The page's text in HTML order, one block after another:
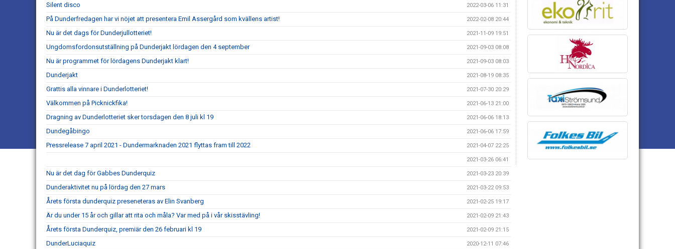
Silent disco 2022-03-06 11:31
På Dunderfredagen har vi nöjet att presentera Emil Assergård som kvällens artist! 2022-02-08 20:44
Nu är det dags för Dunderjullotteriet! 2021-11-09 19:51
Ungdomsfordonsutställning på Dunderjakt lördagen den 4 september 2021-09-03 08:08
Nu är programmet för lördagens Dunderjakt klart! 2021-09-03 08:03
Dunderjakt 2021-08-19 08:35
Grattis alla vinnare i Dunderlotteriet! 2021-07-30 20:29
Välkommen på Picknickfika! 2021-06-13 21:00
Dragning av Dunderlotteriet sker torsdagen den 8 juli kl 19 2021-06-06 18:13
Dundegåbingo 2021-06-06 17:59
Pressrelease 7 april 2021 - Dundermarknaden 2021 flyttas fram till 2022 2021-04-07 22:25
2021-03-26 06:41
Nu är det dag för Gabbes Dunderquiz 2021-03-23 20:39
Dunderaktivitet nu på lördag den 27 mars 2021-03-22 09:53
Årets första dunderquiz preseneteras av Elin Svanberg 2021-02-25 19:17
Är du under 15 år och gillar att rita och måla? Var med på i vår skisstävling! 2021-02-09 21:43
Årets första Dunderquiz, premiär den 26 februari kl 19 2021-02-09 21:15
DunderLuciaquiz 2020-12-11 07:46